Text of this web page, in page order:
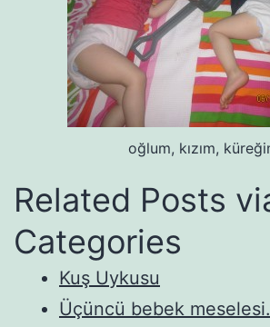
oğlum, kızım,
Related Posts
Categories
Kuş Uykusu
Üçüncü bebek